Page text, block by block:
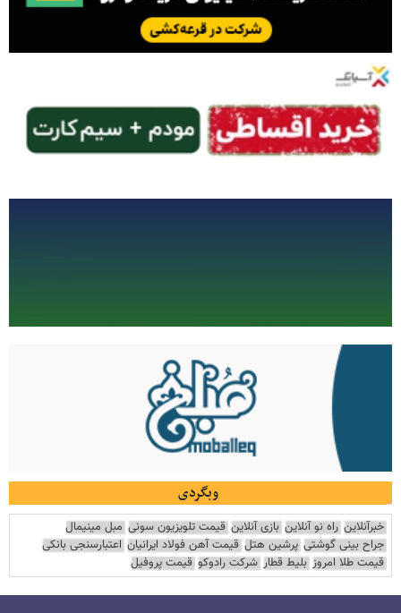
وبگردی
خبرآنلاین راه نو آنلاین بازی آنلاین قیمت تلویزیون سونی مبل مینیمال
جراح بینی گوشتی پرشین هتل قیمت آهن فولاد ایرانیان اعتبارسنجی بانکی
قیمت طلا امروز بلیط قطار شرکت رادوکو قیمت پروفیل